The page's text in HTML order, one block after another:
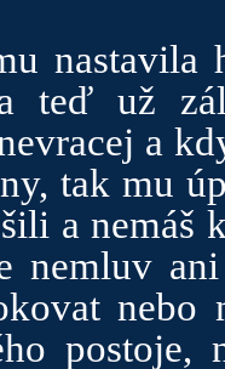
teď už
a
tak mu
a nemáš
nemluv
postoje,